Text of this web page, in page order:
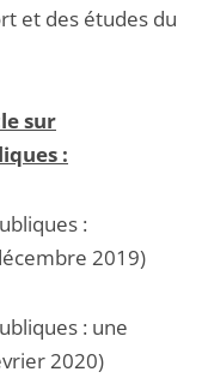
et des études du
sur
:
:
2019)
: une
2020)